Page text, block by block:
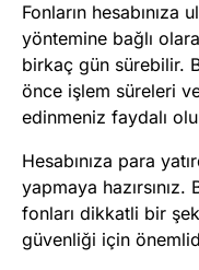
Fonların hesabınıza
yöntemine bağlı
birkaç gün sürebilir.
önce işlem süreleri
edinmeniz faydalı
Hesabınıza para
yapmaya hazırsınız.
fonları dikkatli bir
güvenliği için